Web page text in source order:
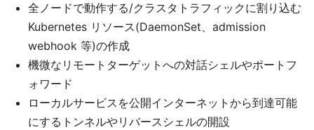
全ノードで動作する/クラスタトラフィックに割り込む
Kubernetes リソース(DaemonSet、admission
webhook 等)の作成
機微なリモートターゲットへの対話シェルやポートフ
ォワード
ローカルサービスを公開インターネットから到達可能
にするトンネルやリバースシェルの開設